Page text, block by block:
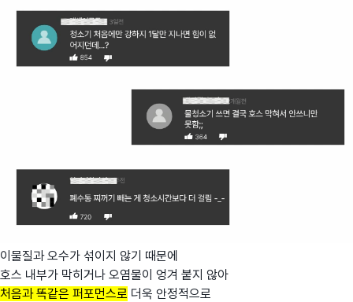
이물질과 오수가 섞이지 않기 때문에
호스 내부가 막히거나 오염물이 엉겨 붙지 않아
처음과 똑같은 퍼포먼스로 더욱 안정적으로